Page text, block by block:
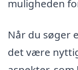
muligheden
Når du søger
det være